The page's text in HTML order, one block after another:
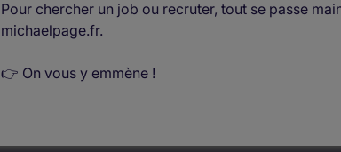
Pour chercher un job ou recruter, tout se passe
michaelpage.fr.
👉 On vous y emmène !